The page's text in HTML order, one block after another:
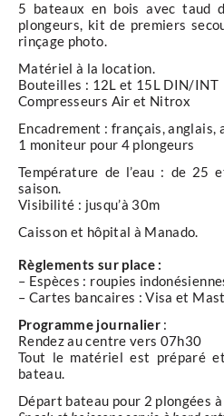
5 bateaux en bois avec taud
plongeurs, kit de premiers
rinçage photo.
Matériel à la location.
Bouteilles : 12L et 15L DIN/INT
Compresseurs Air et Nitrox
Encadrement : français, anglais,
1 moniteur pour 4 plongeurs
Température de l’eau : de 25
saison.
Visibilité : jusqu’à 30m
Caisson et hôpital à Manado.
Règlements sur place :
– Espèces : roupies
– Cartes bancaires : Visa et
Programme journalier :
Rendez au centre vers 07h30
Tout le matériel est préparé
bateau.
Départ bateau pour 2 plongées